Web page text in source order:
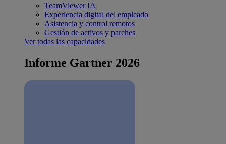
TeamViewer IA
Experiencia digital del empleado
Asistencia y control remotos
Gestión de activos y parches
Ver todas las capacidades
Informe Gartner 2026